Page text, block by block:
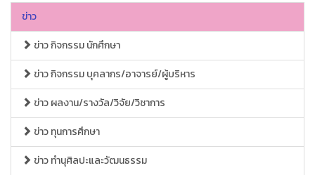
ข่าว
ข่าว กิจกรรม นักศึกษา
ข่าว กิจกรรม บุคลากร/อาจารย์/ผู้บริหาร
ข่าว ผลงาน/รางวัล/วิจัย/วิชาการ
ข่าว ทุนการศึกษา
ข่าว ทำนุศิลปะและวัฒนธรรม